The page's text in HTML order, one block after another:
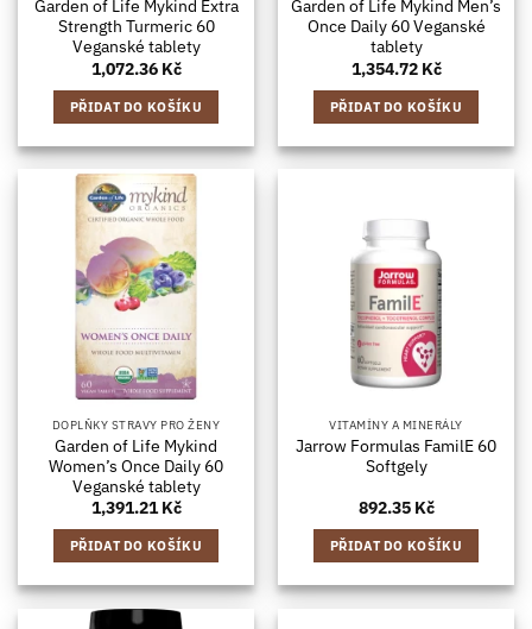
Garden of Life Mykind Extra
Strength Turmeric 60
Veganské tablety
1,072.36 Kč
PŘIDAT DO KOŠÍKU
Garden of Life Mykind Men’s
Once Daily 60 Veganské
tablety
1,354.72 Kč
PŘIDAT DO KOŠÍKU
DOPLŇKY STRAVY PRO ŽENY
Garden of Life Mykind
Women’s Once Daily 60
Veganské tablety
1,391.21Kč
PŘIDAT DO KOŠÍKU
VITAMÍNY A MINERÁLY
Jarrow Formulas FamilE 60
Softgely
892.35 Kč
PŘIDAT DO KOŠÍKU